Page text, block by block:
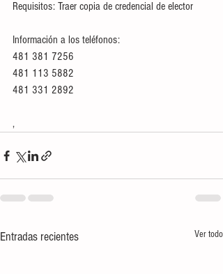
Requisitos: Traer copia de credencial de elector
Información a los teléfonos:
481 381 7256
481 113 5882
481 331 2892
,
Entradas recientes Ver todo